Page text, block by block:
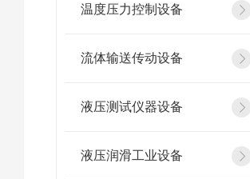
温度压力控制设备
流体输送传动设备
液压测试仪器设备
液压润滑工业设备